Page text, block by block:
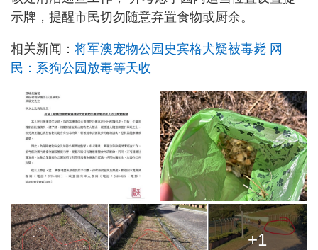
示牌，提醒市民切勿随意弃置食物或厨余。
相关新闻： 将军澳宠物公园史宾格犬疑被毒毙 网
民：系狗公园放毒等天收
+1